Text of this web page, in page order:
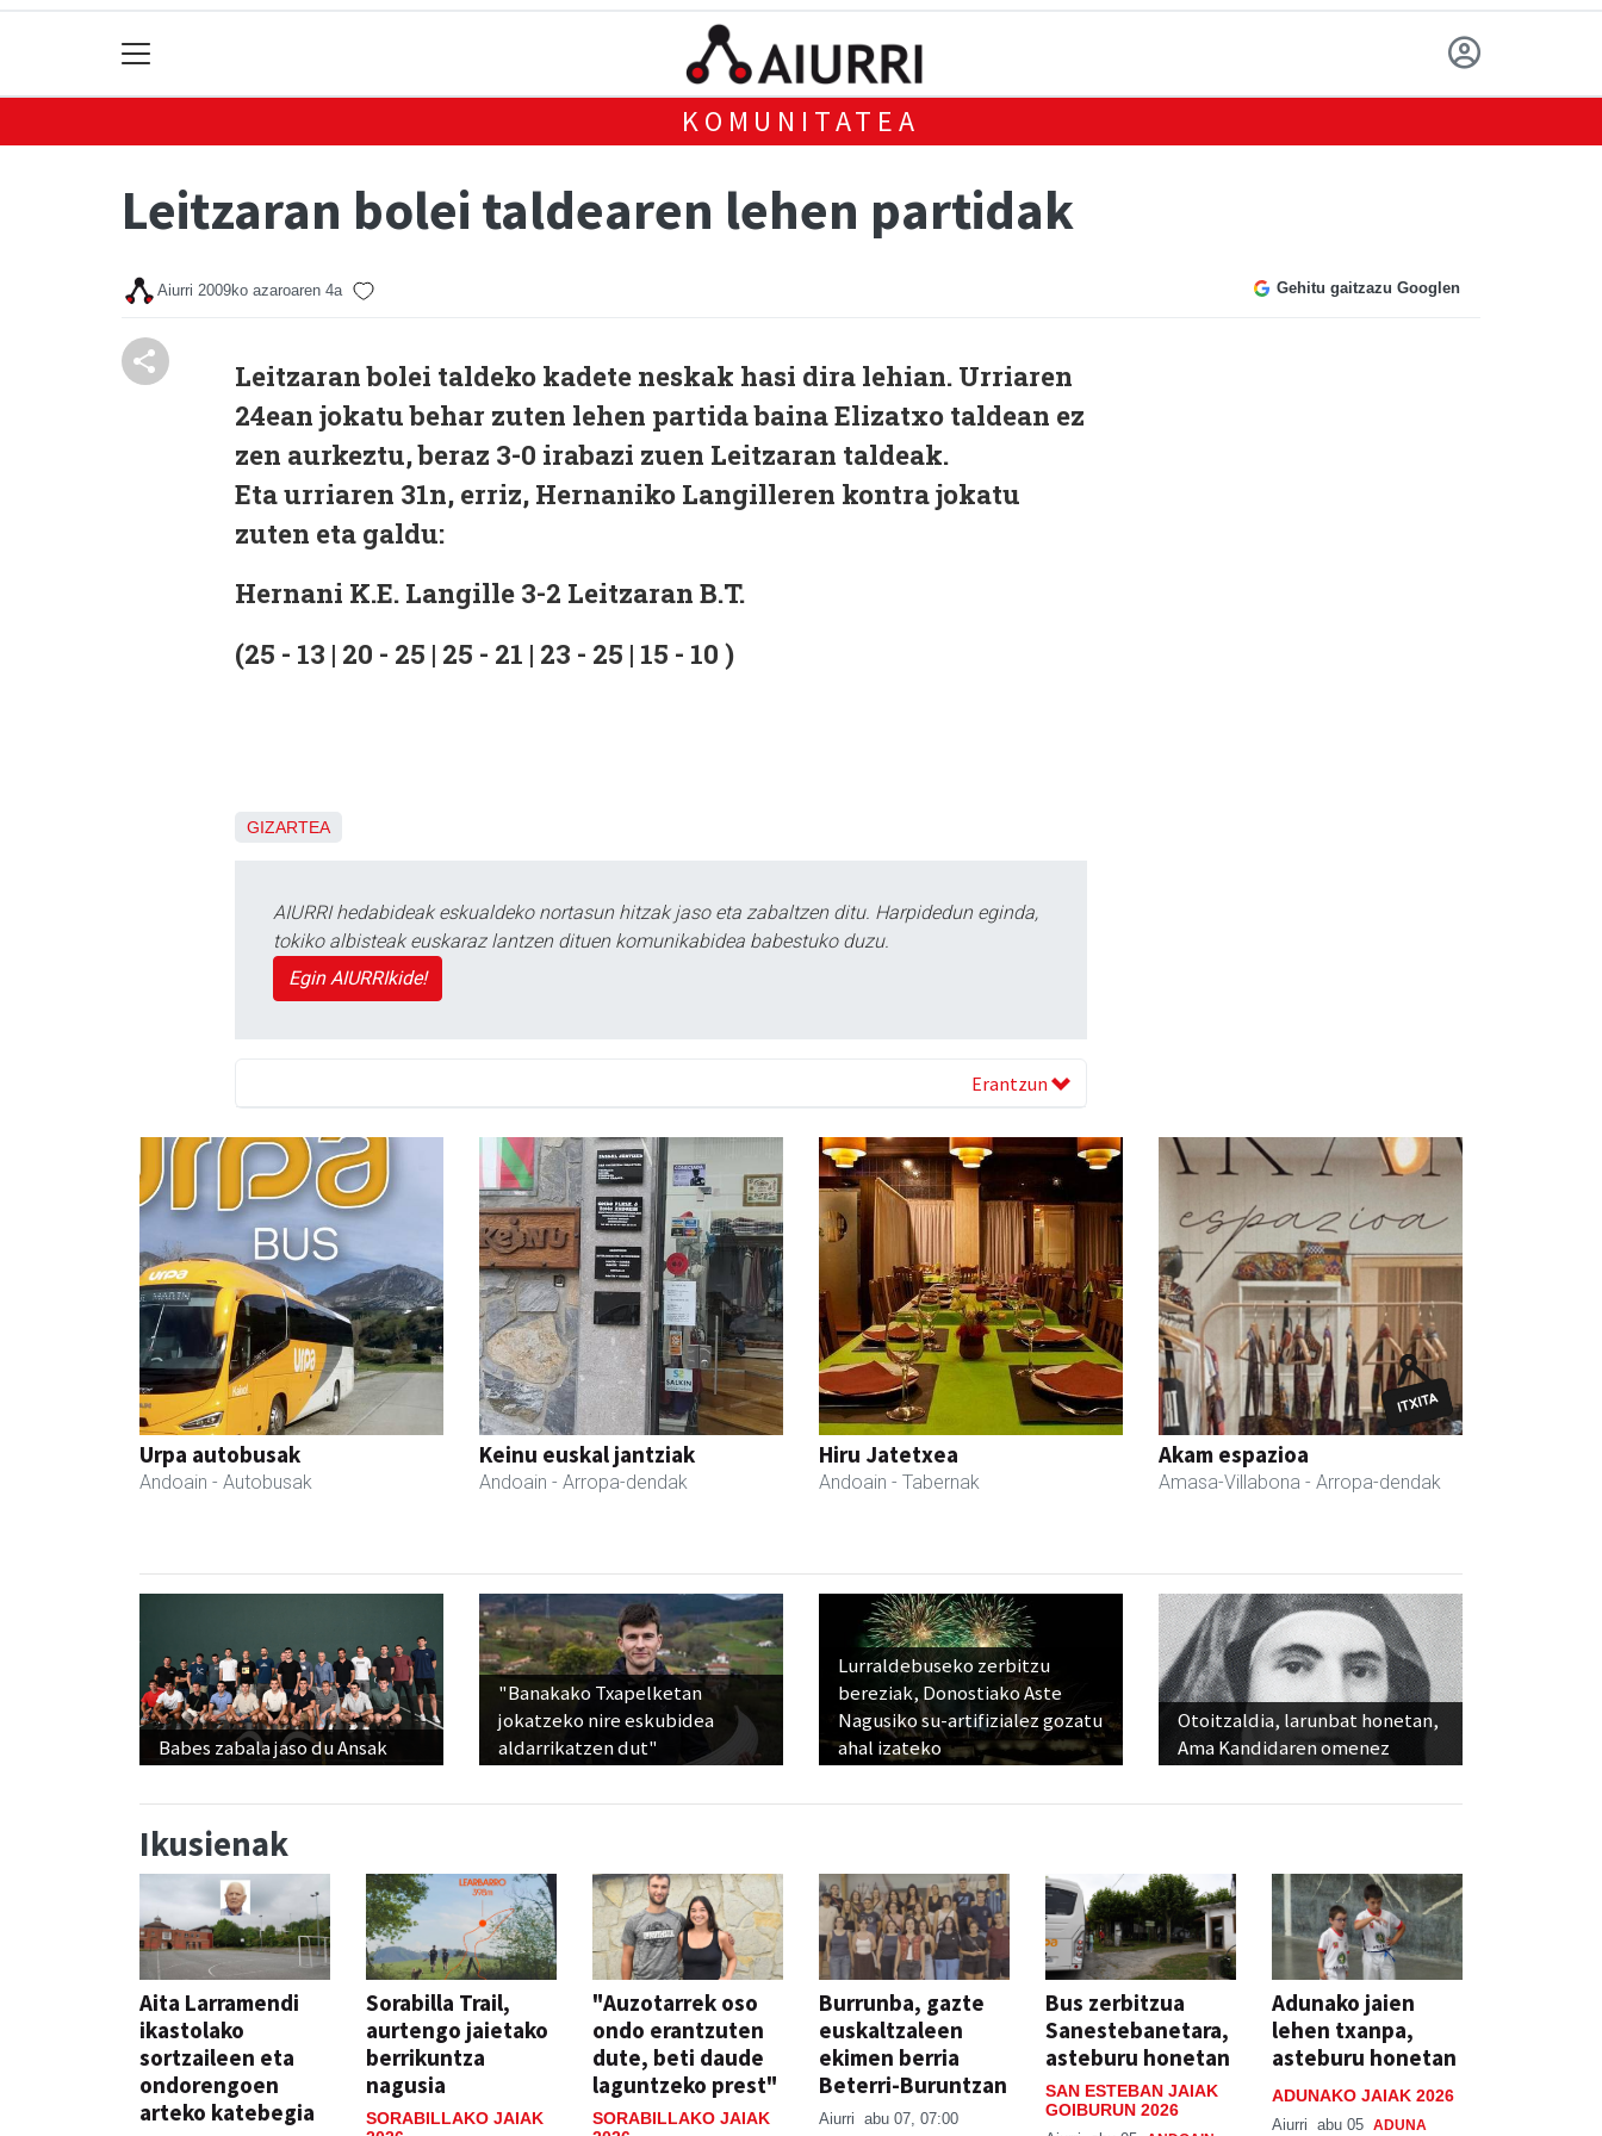
KOMUNITATEA
Leitzaran bolei taldearen lehen partidak
Aiurri 2009ko azaroaren 4a Gehitu gaitzazu Googlen
Leitzaran bolei taldeko kadete neskak hasi dira lehian. Urriaren
24ean jokatu behar zuten lehen partida baina Elizatxo taldean ez
zen aurkeztu, beraz 3-0 irabazi zuen Leitzaran taldeak.
Eta urriaren 31n, erriz, Hernaniko Langilleren kontra jokatu
zuten eta galdu:
Hernani K.E. Langille 3-2 Leitzaran B.T.
(25 - 13 | 20 - 25 | 25 - 21 | 23 - 25 | 15 - 10 )
GIZARTEA
AIURRI hedabideak eskualdeko nortasun hitzak jaso eta zabaltzen ditu. Harpidedun eginda,
tokiko albisteak euskaraz lantzen dituen komunikabidea babestuko duzu.
Egin AIURRIkide!
Erantzun
Urpa autobusak
Andoain - Autobusak
Keinu euskal jantziak
Andoain - Arropa-dendak
Hiru Jatetxea
Andoain - Tabernak
Akam espazioa
Amasa-Villabona - Arropa-dendak
Babes zabala jaso du Ansak
"Banakako Txapelketan
jokatzeko nire eskubidea
aldarrikatzen dut"
Lurraldebuseko zerbitzu
bereziak, Donostiako Aste
Nagusiko su-artifizialez gozatu
ahal izateko
Otoitzaldia, larunbat honetan,
Ama Kandidaren omenez
Ikusienak
Aita Larramendi
ikastolako
sortzaileen eta
ondorengoen
arteko katebegia
Sorabilla Trail,
aurtengo jaietako
berrikuntza
nagusia
SORABILLAKO JAIAK
"Auzotarrek oso
ondo erantzuten
dute, beti daude
laguntzeko prest"
SORABILLAKO JAIAK
Burrunba, gazte
euskaltzaleen
ekimen berria
Beterri-Buruntzan
Aiurri abu 07, 07:00
Bus zerbitzua
Sanestebanetara,
asteburu honetan
SAN ESTEBAN JAIAK
GOIBURUN 2026
Adunako jaien
lehen txanpa,
asteburu honetan
ADUNAKO JAIAK 2026
Aiurri abu 05 ADUNA